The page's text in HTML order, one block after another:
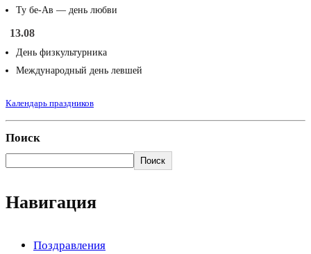
Ту бе-Ав — день любви
13.08
День физкультурника
Международный день левшей
Календарь праздников
Поиск
Поиск
Навигация
Поздравления